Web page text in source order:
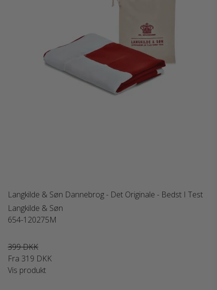
Langkilde & Søn Dannebrog - Det Originale - Bedst I Test
Langkilde & Søn
654-120275M
399 DKK
Fra 319 DKK
Vis produkt